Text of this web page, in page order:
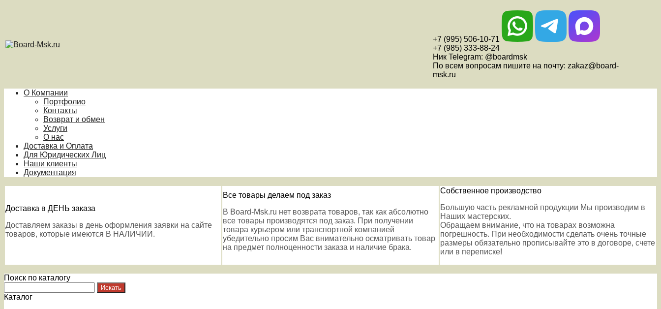
+7 (995) 506-10-71
+7 (985) 333-88-24
Ник Telegram: @boardmsk
По всем вопросам пишите на почту: zakaz@board-
msk.ru
О Компании
Портфолио
Контакты
Возврат и обмен
Услуги
О нас
Доставка и Оплата
Для Юридических Лиц
Наши клиенты
Документация
Доставка в ДЕНЬ заказа
Доставляем заказы в день оформления заявки на сайте
товаров, которые имеются В НАЛИЧИИ.
Все товары делаем под заказ
В Board-Msk.ru нет возврата товаров, так как абсолютно
все товары производятся под заказ. При получении
товара курьером или транспортной компанией
убедительно просим Вас внимательно осматривать товар
на предмет полноценности заказа и наличие брака.
Собственное производство
Большую часть рекламной продукции Мы производим в
Наших мастерских.
Обращаем внимание, что на товарах возможна
погрешность. При необходимости сделать очень точные
размеры обязательно прописывайте это в договоре, счете
или в переписке!
Поиск по каталогу
Каталог